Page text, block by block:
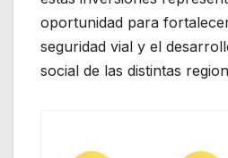
oportunidad para
seguridad vial y el
social de las distintas